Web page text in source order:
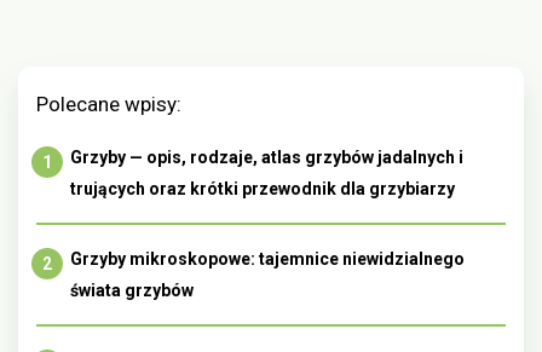
Polecane wpisy:
Grzyby — opis, rodzaje, atlas grzybów jadalnych i
trujących oraz krótki przewodnik dla grzybiarzy
Grzyby mikroskopowe: tajemnice niewidzialnego
świata grzybów